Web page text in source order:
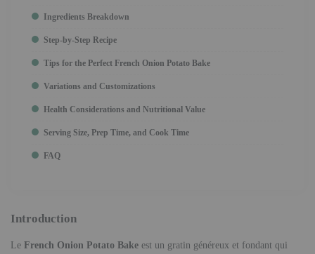
Ingredients Breakdown
Step-by-Step Recipe
Tips for the Perfect French Onion Potato Bake
Variations and Customizations
Health Considerations and Nutritional Value
Serving Size, Prep Time, and Cook Time
FAQ
Introduction
Le French Onion Potato Bake est un gratin généreux et fondant qui